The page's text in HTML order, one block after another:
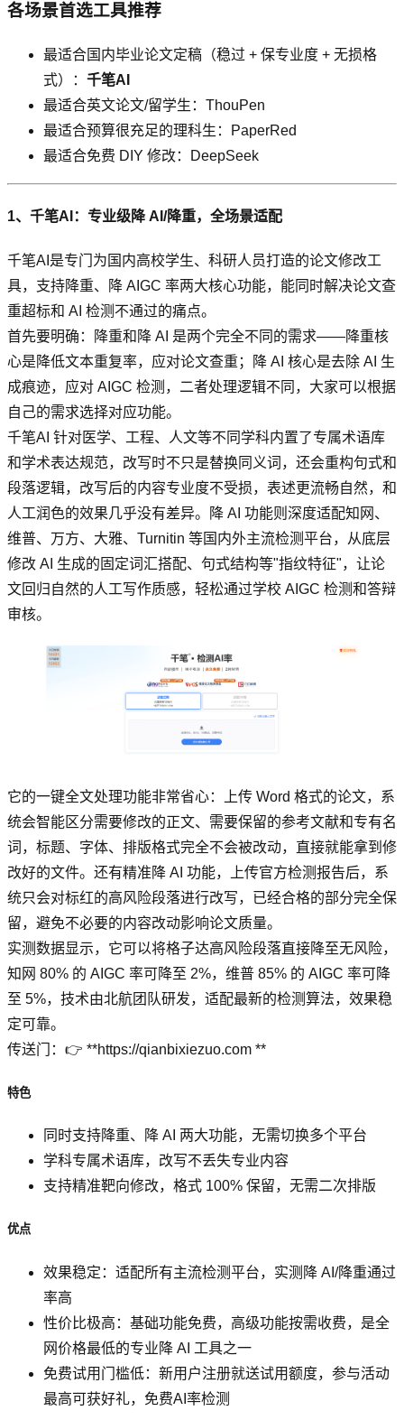
各场景首选工具推荐
最适合国内毕业论文定稿（稳过 + 保专业度 + 无损格
式）： 千笔AI
最适合英文论文/留学生：ThouPen
最适合预算很充足的理科生：PaperRed
最适合免费 DIY 修改：DeepSeek
1、千笔AI：专业级降 AI/降重，全场景适配
千笔AI是专门为国内高校学生、科研人员打造的论文修改工
具，支持降重、降 AIGC 率两大核心功能，能同时解决论文查
重超标和 AI 检测不通过的痛点。
首先要明确：降重和降 AI 是两个完全不同的需求——降重核
心是降低文本重复率，应对论文查重；降 AI 核心是去除 AI 生
成痕迹，应对 AIGC 检测，二者处理逻辑不同，大家可以根据
自己的需求选择对应功能。
千笔AI 针对医学、工程、人文等不同学科内置了专属术语库
和学术表达规范，改写时不只是替换同义词，还会重构句式和
段落逻辑，改写后的内容专业度不受损，表述更流畅自然，和
人工润色的效果几乎没有差异。降 AI 功能则深度适配知网、
维普、万方、大雅、Turnitin 等国内外主流检测平台，从底层
修改 AI 生成的固定词汇搭配、句式结构等"指纹特征"，让论
文回归自然的人工写作质感，轻松通过学校 AIGC 检测和答辩
审核。
它的一键全文处理功能非常省心：上传 Word 格式的论文，系
统会智能区分需要修改的正文、需要保留的参考文献和专有名
词，标题、字体、排版格式完全不会被改动，直接就能拿到修
改好的文件。还有精准降 AI 功能，上传官方检测报告后，系
统只会对标红的高风险段落进行改写，已经合格的部分完全保
留，避免不必要的内容改动影响论文质量。
实测数据显示，它可以将格子达高风险段落直接降至无风险，
知网 80% 的 AIGC 率可降至 2%，维普 85% 的 AIGC 率可降
至 5%，技术由北航团队研发，适配最新的检测算法，效果稳
定可靠。
传送门：👉 **https://qianbixiezuo.com **
特色
同时支持降重、降 AI 两大功能，无需切换多个平台
学科专属术语库，改写不丢失专业内容
支持精准靶向修改，格式 100% 保留，无需二次排版
优点
效果稳定：适配所有主流检测平台，实测降 AI/降重通过
率高
性价比极高：基础功能免费，高级功能按需收费，是全
网价格最低的专业降 AI 工具之一
免费试用门槛低：新用户注册就送试用额度，参与活动
最高可获好礼，免费AI率检测